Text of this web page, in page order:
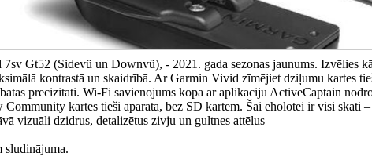
Gt52 (Sidevü un Downvü), - 2021. gada sezonas jaunums. Izvēlies
kontrastā un skaidrībā. Ar Garmin Vivid zīmējiet dziļumu kartes
precizitāti. Wi-Fi savienojums kopā ar aplikāciju ActiveCaptain
kartes tieši aparātā, bez SD kartēm. Šai eholotei ir visi skati
vizuāli dzidrus, detalizētus zivju un gultnes attēlus
sludinājuma.